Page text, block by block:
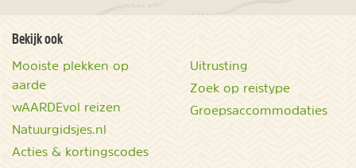
Bekijk ook
Mooiste plekken op
aarde
wAARDEvol reizen
Natuurgidsjes.nl
Acties & kortingscodes
Uitrusting
Zoek op reistype
Groepsaccommodaties